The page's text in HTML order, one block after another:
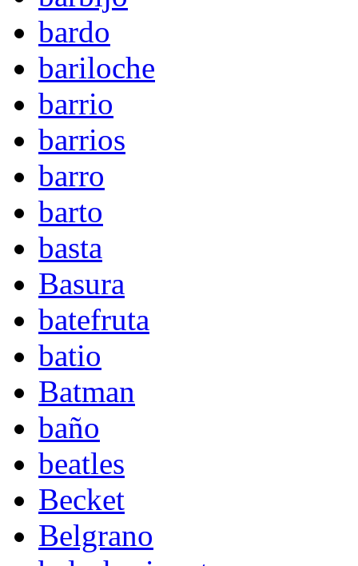
bardo
bariloche
barrio
barrios
barro
barto
basta
Basura
batefruta
batio
Batman
baño
beatles
Becket
Belgrano